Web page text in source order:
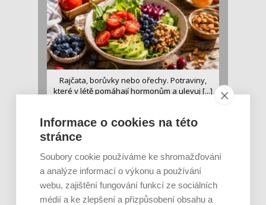
Rajčata, borůvky nebo ořechy. Potraviny,
které v létě pomáhají hormonům a ulevuj [...]
malý restart. Čerstvé ovoce, zelenina nebo
luštěniny jsou práv...
Informace o cookies na této
stránce
Soubory cookie používáme ke shromažďování
a analýze informací o výkonu a používání
webu, zajištění fungování funkcí ze sociálních
médií a ke zlepšení a přizpůsobení obsahu a